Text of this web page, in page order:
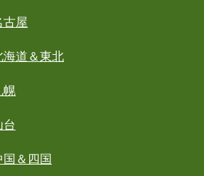
古屋
海道＆東北
幌
台
＆四国